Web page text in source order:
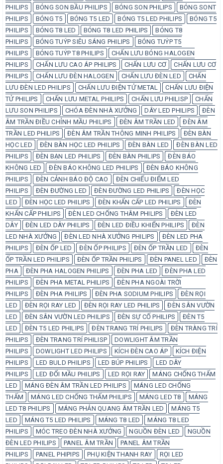
PHILIPS
BÓNG SON BẦU PHILIPS BÓNG SON PHILIPS
BÓNG SONT
PHILIPS
BÓNG T5 BÓNG T5 LED BÓNG T5 LED PHILIPS
BÓNG T5
PHILIPS
BÓNG T8 LED BÓNG T8 LED PHILIPS
BÓNG T8
PHILIPS
BÓNG TUÝP SIÊU SÁNG PHILIPS
BÓNG TUÝP T5
PHILIPS
BÓNG TUÝP T8 PHILIPS
CHẤN LƯU BÓNG HALOGEN
PHILIPS
CHẤN LƯU CAO ÁP PHILIPS CHẤN LƯU CƠ
CHẤN LƯU CƠ
PHILIPS
CHẤN LƯU ĐÈN HALOGEN CHẤN LƯU ĐÈN LED
CHẤN
LƯU ĐÈN LED PHILIPS
CHẤN LƯU ĐIỆN TỬ METAL
CHẤN LƯU ĐIỆN
TỬ PHILIPS
CHẤN LƯU METAL PHILIPS CHẤN LƯU PHILISP
CHẤN
LƯU SON PHILIPS
CHÓA ĐÈN NHÀ XƯỞNG DÂY LED PHILIPS
ĐÈN
ÂM TRẦN ĐIỀU CHỈNH MẦU PHILIPS
ĐÈN ÂM TRẦN LED
ĐÈN ÂM
TRẦN LED PHILIPS
ĐÈN ÂM TRẦN THÔNG MINH PHILIPS
ĐÈN BÀN
HỌC LED
ĐÈN BÀN HỌC LED PHILIPS ĐÈN BÀN LED
ĐÈN BÀN LED
PHILIPS
ĐÈN BẠN LED PHILIPS ĐÈN BÀN PHILIPS
ĐÈN BÁO
KHÔNG LED
ĐÈN BÁO KHÔNG LED PHILIPS
ĐÈN BÁO KHÔNG
PHILIPS
ĐÈN CẢNH BÁO ĐỘ CAO
ĐÈN CHIẾU ĐIỂM LED
PHILIPS
ĐÈN ĐƯỜNG LED ĐÈN ĐƯỜNG LED PHILIPS
ĐÈN HỌC
LED
ĐÈN HỌC LED PHILIPS ĐÈN KHẨN CẤP LED PHILIPS
ĐÈN
KHẨN CẤP PHILIPS
ĐÈN LED CHỐNG THÂM PHILIPS
ĐÈN LED
DÂY
ĐÈN LED DÂY PHILIPS ĐÈN LED ĐIỀU KHIỂN PHILIPS
ĐÈN
LED NHÀ XƯỞNG
ĐÈN LED NHÀ XƯỞNG PHILIPS
ĐÈN LED PHA
PHILIPS
ĐÈN ỐP LED ĐÈN ỐP PHILIPS ĐÈN ỐP TRẦN LED
ĐÈN
ỐP TRẦN LED PHILIPS
ĐÈN ỐP TRẦN PHILIPS ĐÈN PANEL LED
ĐÈN
PHA
ĐÈN PHA HALOGEN PHILIPS ĐÈN PHA LED
ĐÈN PHA LED
PHILIPS
ĐÈN PHA METAL PHILIPS
ĐÈN PHA NGOÀI TRỜI
PHILIPS
ĐÈN PHA PHILIPS ĐÈN PHA SODIUM PHILIPS
ĐÈN RỌI
LED
ĐÈN RỌI RAY LED ĐÈN RỌI RAY LED PHILIPS
ĐÈN SÂN VƯỜN
LED
ĐÈN SÂN VƯỜN LED PHILIPS ĐÈN SỰ CỐ PHILIPS
ĐÈN T5
LED
ĐÈN T5 LED PHILIPS ĐÈN TRANG TRÍ PHILIPS
ĐÈN TRÀNG TRÍ
PHILIPS
ĐÈN TRANG TRÍ PHILISP
DOWLIGHT ÂM TRẦN
PHILIPS
DOWLIGHT LED PHILIPS KÍCH ĐÈN CAO ÁP
KÍCH ĐIỆN
PHILIPS
LED BULD PHILIPS LED BÚP PHILIPS
LED DÂY
PHILIPS
LED ĐỔI MẦU PHILIPS LED RỌI RAY
MÁNG CHỐNG THẤM
LED
MÁNG ĐÈN ÂM TRẦN LED PHILIPS
MÁNG LED CHỐNG
THẤM
MÁNG LED CHỐNG THẤM PHILIPS MÁNG LED T8
MÁNG
LED T8 PHILIPS
MÁNG PHẢN QUANG ÂM TRẦN LED
MÁNG T5
LED
MÁNG T5 LED PHILIPS MÁNG T8 LED
MÁNG T8 LED
PHILIPS
MÓC TREO ĐÈN NHÀ XƯỞNG NGUỒN ĐÈN LED
NGUỒN
ĐÈN LED PHILIPS
PANEL ÂM TRẦN
PANEL ÂM TRẦN
PHILIPS
PANEL PHIPIPS PHỤ KIỆN THANH RAY
RỌI LED